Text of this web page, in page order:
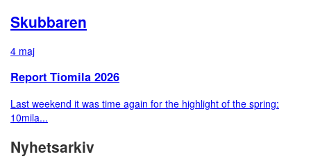
Skubbaren
4 maj
Report Tiomila 2026
Last weekend it was time again for the highlight of the spring:
10mila...
Nyhetsarkiv